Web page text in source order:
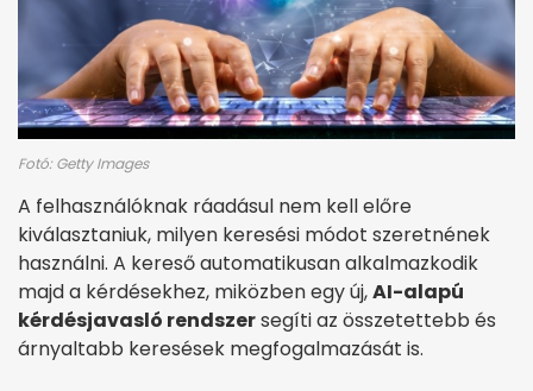
Fotó: Getty Images
A felhasználóknak ráadásul nem kell előre
kiválasztaniuk, milyen keresési módot szeretnének
használni. A kereső automatikusan alkalmazkodik
majd a kérdésekhez, miközben egy új,AI-alapú
kérdésjavasló rendszersegíti az összetettebb és
árnyaltabb keresések megfogalmazását is.